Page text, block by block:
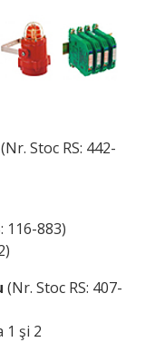
(Nr. Stoc RS: 442-
116-883)
(Nr. Stoc RS: 407-
1 şi 2